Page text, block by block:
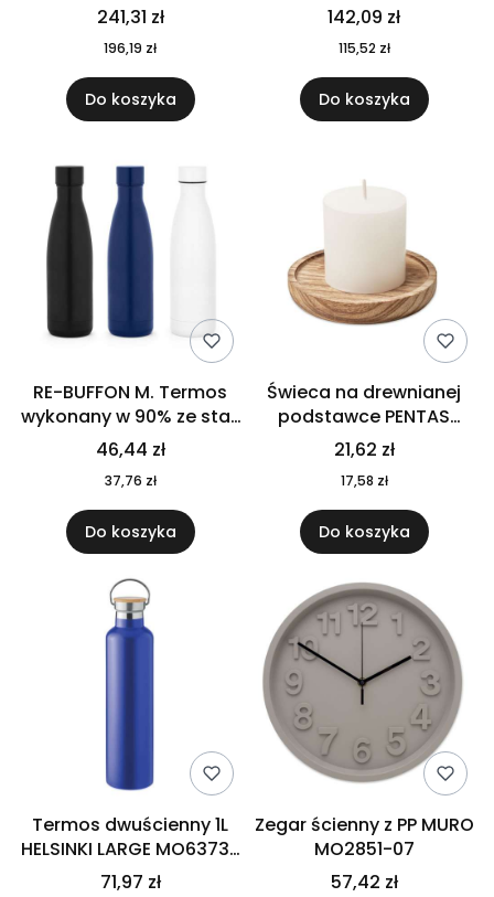
241,31 zł
196,19 zł
Do koszyka
142,09 zł
115,52 zł
Do koszyka
RE-BUFFON M. Termos
wykonany w 90% ze stali
nierdzewnej
pochodzącej z
recyklingu 520 ml 94294
46,44 zł
37,76 zł
Do koszyka
Świeca na drewnianej
podstawce PENTAS
MO6282-40
21,62 zł
17,58 zł
Do koszyka
Termos dwuścienny 1L
HELSINKI LARGE MO6373-
04
71,97 zł
Zegar ścienny z PP MURO
MO2851-07
57,42 zł